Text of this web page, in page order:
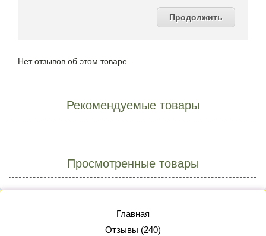
Продолжить
Нет отзывов об этом товаре.
Рекомендуемые товары
Просмотренные товары
Главная
Отзывы (240)